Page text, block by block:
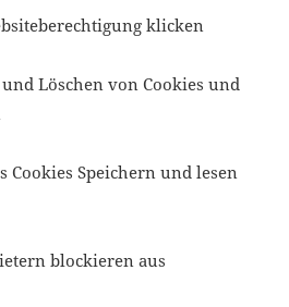
klicken
Löschen von Cookies und
Cookies Speichern und lesen
blockieren aus